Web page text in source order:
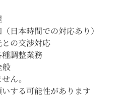
日本時間での対応あり）
の交渉対応
種調整業務
般
ん。
する可能性があります